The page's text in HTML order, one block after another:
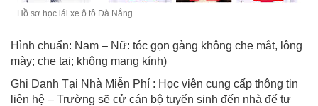
Hồ sơ học lái xe ô tô Đà Nẵng
Hình chuẩn: Nam – Nữ: tóc gọn gàng không che mắt, lông
mày; che tai; không mang kính)
Ghi Danh Tại Nhà Miễn Phí : Học viên cung cấp thông tin
liên hệ – Trường sẽ cử cán bộ tuyển sinh đến nhà để tư